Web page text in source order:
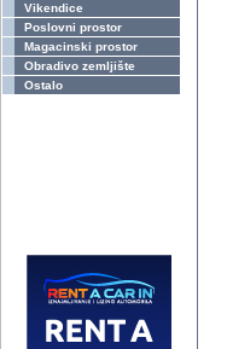
Vikendice
Poslovni prostor
Magacinski prostor
Obradivo zemljište
Ostalo